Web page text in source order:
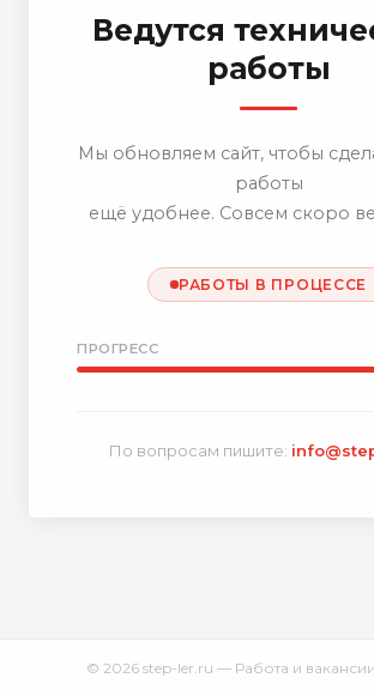
Ведутся
работы
Мы обновляем сайт, чтобы
работы
ещё удобнее. Совсем скоро
РАБОТЫ В ПРОЦЕССЕ
ПРОГРЕСС
По вопросам пишите:
© 2026 step-ler.ru — Работа и